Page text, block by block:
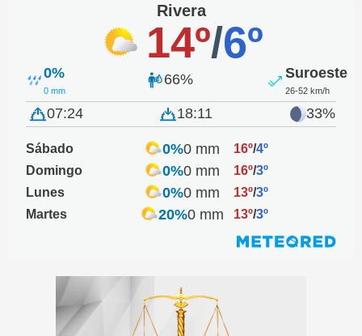
Rivera
14º/6º
0%
0 mm
66% Suroeste
26-52 km/h
07:24 18:11 33%
Sábado 0%0 mm 16º/4º
Domingo
0%0 mm 16º/3º
Lunes
0%0 mm 13º/3º
Martes
20%0 mm 13º/3º